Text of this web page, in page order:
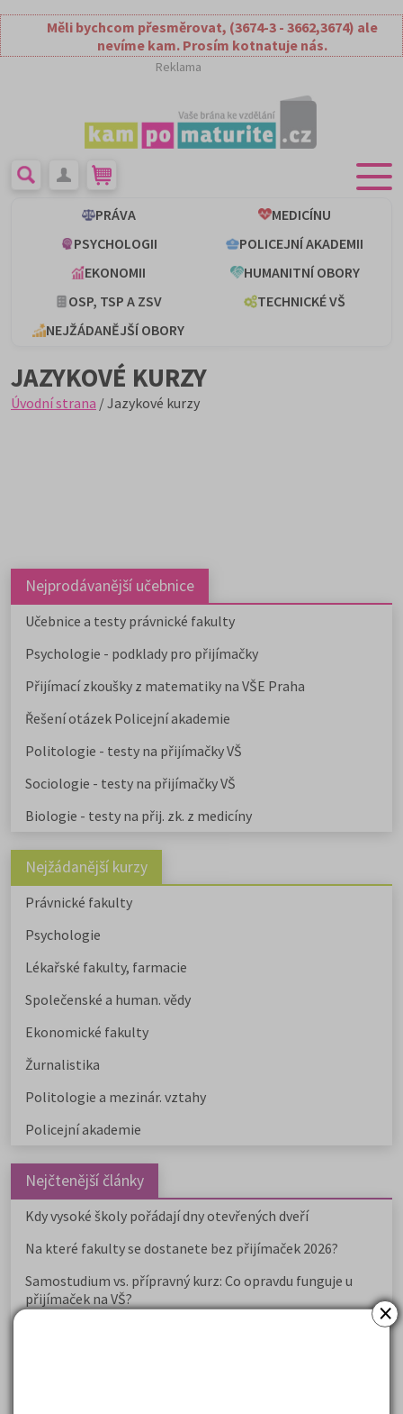
Měli bychcom přesměrovat, (3674-3 - 3662,3674) ale
nevíme kam. Prosím kotnatuje nás.
×
Reklama
PRÁVA
MEDICÍNU
PSYCHOLOGII
POLICEJNÍ AKADEMII
EKONOMII
HUMANITNÍ OBORY
OSP, TSP A ZSV
TECHNICKÉ VŠ
NEJŽÁDANĚJŠÍ OBORY
JAZYKOVÉ KURZY
Úvodní strana / Jazykové kurzy
Nejprodávanější učebnice
Učebnice a testy právnické fakulty
Psychologie - podklady pro přijímačky
Přijímací zkoušky z matematiky na VŠE Praha
Řešení otázek Policejní akademie
Politologie - testy na přijímačky VŠ
Sociologie - testy na přijímačky VŠ
Biologie - testy na přij. zk. z medicíny
Nejžádanější kurzy
Právnické fakulty
Psychologie
Lékařské fakulty, farmacie
Společenské a human. vědy
Ekonomické fakulty
Žurnalistika
Politologie a mezinár. vztahy
Policejní akademie
Nejčtenější články
Kdy vysoké školy pořádají dny otevřených dveří
Na které fakulty se dostanete bez přijímaček 2026?
Samostudium vs. přípravný kurz: Co opravdu funguje u
přijímaček na VŠ?